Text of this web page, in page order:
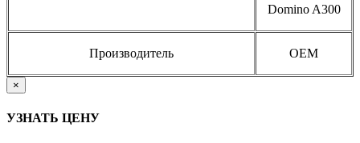
Domino A300
Производитель OEM
×
УЗНАТЬ ЦЕНУ